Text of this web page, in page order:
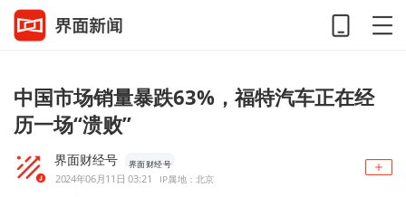
中国市场销量暴跌63%，福特汽车正在经
历一场“溃败”
界面财经号 界面财经号
2024年06月11日 03:21 IP属地：北京